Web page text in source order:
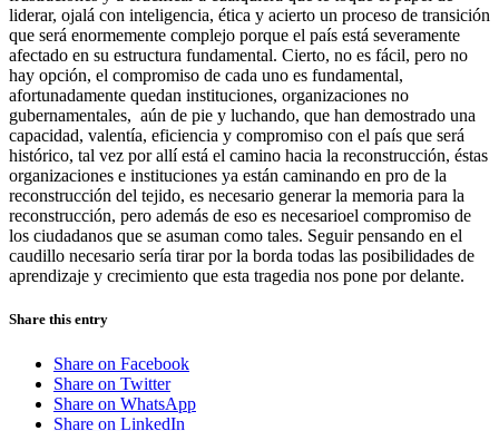
liderar, ojalá con inteligencia, ética y acierto un proceso de transición
que será enormemente complejo porque el país está severamente
afectado en su estructura fundamental. Cierto, no es fácil, pero no
hay opción, el compromiso de cada uno es fundamental,
afortunadamente quedan instituciones, organizaciones no
gubernamentales, aún de pie y luchando, que han demostrado una
capacidad, valentía, eficiencia y compromiso con el país que será
histórico, tal vez por allí está el camino hacia la reconstrucción, éstas
organizaciones e instituciones ya están caminando en pro de la
reconstrucción del tejido, es necesario generar la memoria para la
reconstrucción, pero además de eso es necesarioel compromiso de
los ciudadanos que se asuman como tales. Seguir pensando en el
caudillo necesario sería tirar por la borda todas las posibilidades de
aprendizaje y crecimiento que esta tragedia nos pone por delante.
Share this entry
Share on Facebook
Share on Twitter
Share on WhatsApp
Share on LinkedIn